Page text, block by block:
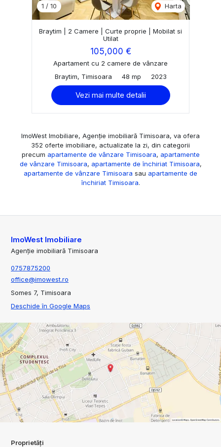
1 / 10 Harta
Braytim | 2 Camere | Curte proprie | Mobilat si
Utilat
105,000 €
Apartament cu 2 camere de vânzare
Braytim, Timisoara
48 mp 2023
Vezi mai multe detalii
ImoWest Imobiliare, Agenție imobiliară Timisoara, va ofera
352 oferte imobiliare, actualizate la zi, din categorii
precum apartamente de vânzare Timisoara, apartamente
de vânzare Timisoara, apartamente de închiriat Timisoara,
apartamente de vânzare Timisoara sau apartamente de
închiriat Timisoara.
ImoWest Imobiliare
Agenție imobiliară Timisoara
0757875200
office@imowest.ro
Somes 7, Timisoara
Deschide în Google Maps
Proprietăți